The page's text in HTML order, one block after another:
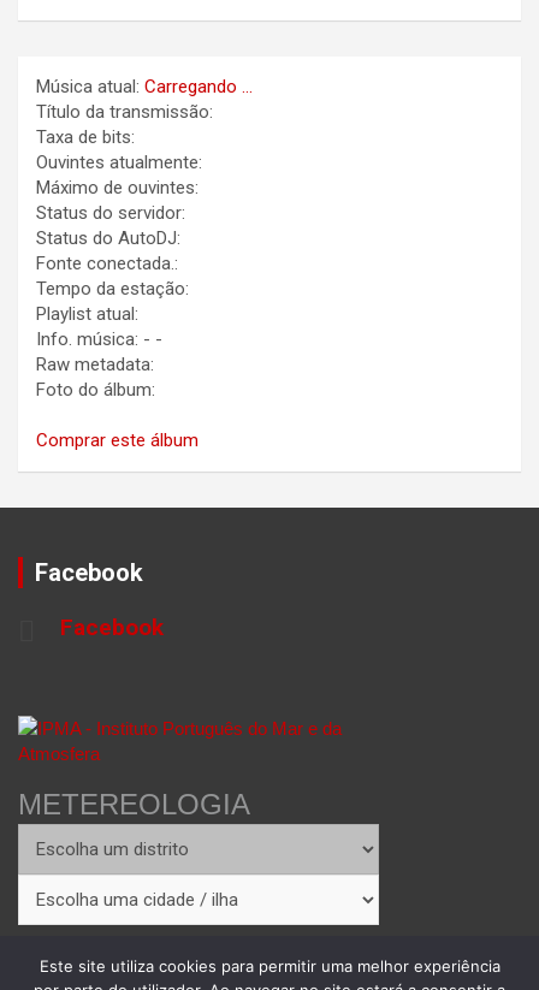
Música atual: Carregando ...
Título da transmissão:
Taxa de bits:
Ouvintes atualmente:
Máximo de ouvintes:
Status do servidor:
Status do AutoDJ:
Fonte conectada.:
Tempo da estação:
Playlist atual:
Info. música: - -
Raw metadata:
Foto do álbum:
Comprar este álbum
Facebook
Facebook
METEREOLOGIA
Este site utiliza cookies para permitir uma melhor experiência